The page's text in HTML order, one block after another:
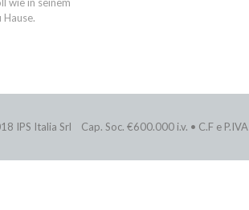
IPS Italia Srl Cap. Soc. €600.000 i.v. • C.F e